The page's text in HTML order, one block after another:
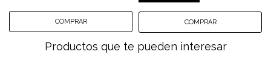
Productos que te pueden interesar